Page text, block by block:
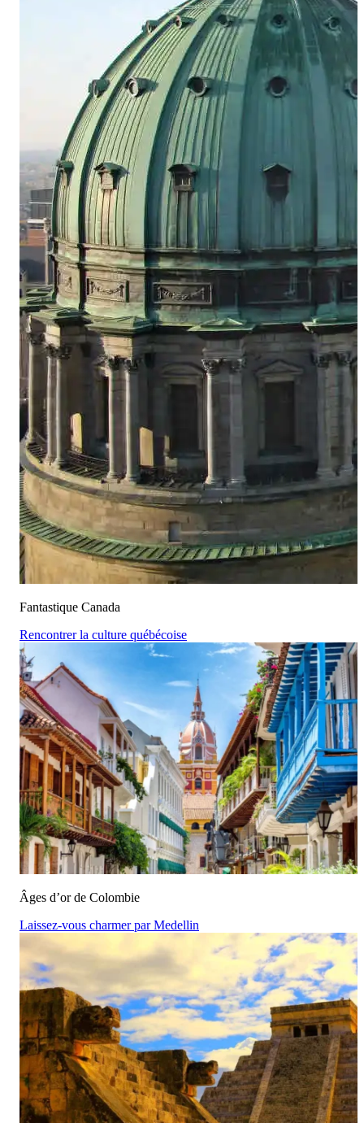
Fantastique Canada
Rencontrer la culture québécoise
Âges d’or de Colombie
Laissez-vous charmer par Medellin